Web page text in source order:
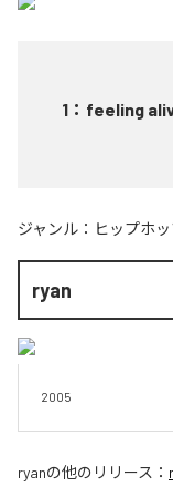
1 ： feeling
ジャンル： ヒップホ
ryan
2005
ryanの他のリリース：